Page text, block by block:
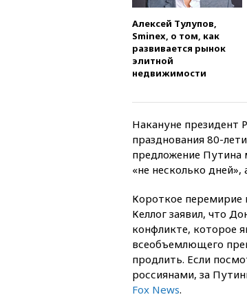
Алексей Тулупов,
Sminex, о том, как
развивается рынок
элитной
недвижимости
Накануне
празднования 80-
предложение Путина
«не несколько
Короткое перемирие
Келлог заявил, что
конфликте, которое
всеобъемлющего
продлить. Если
россиянами, за
Fox News.